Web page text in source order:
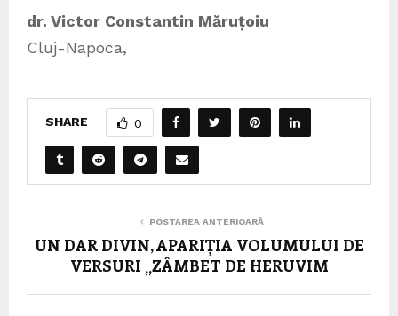
dr. Victor Constantin Măruțoiu
Cluj-Napoca,
SHARE 0
POSTAREA ANTERIOARĂ
UN DAR DIVIN, APARIȚIA VOLUMULUI DE
VERSURI „ZÂMBET DE HERUVIM